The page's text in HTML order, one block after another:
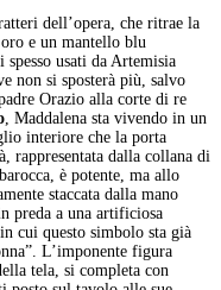
dell’opera, che ritrae la
e un mantello blu
usati da Artemisia
non si sposterà più, salvo
Orazio alla corte di re
, Maddalena sta vivendo in un
interiore che la porta
rappresentata dalla collana di
è potente, ma allo
staccata dalla mano
preda a una artificiosa
cui questo simbolo sta già
L’imponente figura
tela, si completa con